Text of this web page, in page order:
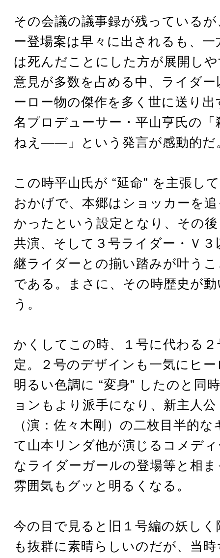
その会議の議事録が残っている
ー登場案は早々に出されるも、一
は死んだことにした方が展開し
意見が多数を占める中、ライダ
ーロー物の傑作を多く世に送り
名プロデューサー・平山亨氏の
ねえ――」という発言が感動的だ
この時平山氏が “延命” を主張し
おかげで、本郷はショッカーを
かったという設定となり、その
共演、そして３号ライダー・Ｖ３
継ライダーとの揃い踏みが叶う
である。まさに、その時歴史が
う。
かくしてこの時、１号に代わる
定。２号のデザインも一気にヒ
明るい色調に “変身” したのと同
ョンもより派手になり、新主人
（演：佐々木剛）の二枚目半的
て山本リンダ他が演じるコメデ
なライダーガールの登場等と相
雰囲気もグッと明るくなる。
今の目で見ると旧１号編の妖し
も抜群に素晴らしいのだが、当